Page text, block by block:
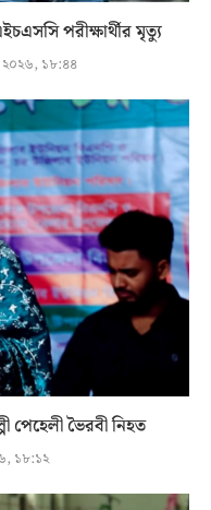
পরীক্ষার্থীর মৃত্যু
১৮:৪৪
পেহেলী ভৈরবী নিহত
১৮:১২